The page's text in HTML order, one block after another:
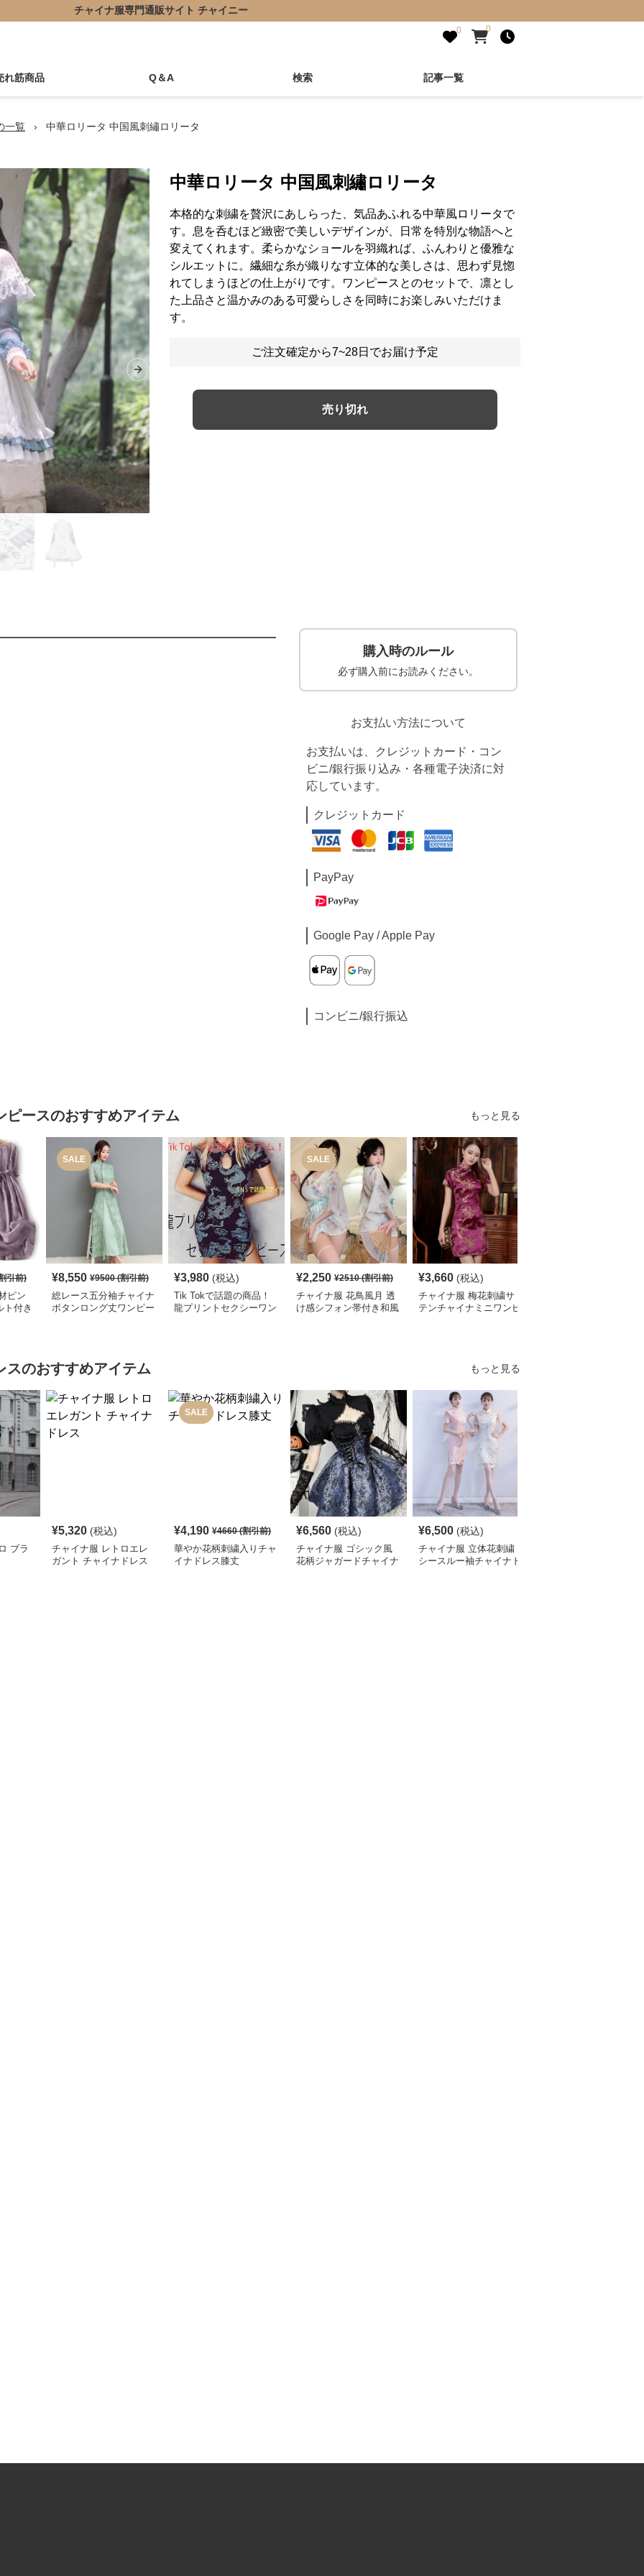
チャイナ服専門通販サイト チャイニー
0 0
れ筋商品 Q＆A 検索 記事一覧
一覧 › 中華ロリータ 中国風刺繡ロリータ
Next slide
中華ロリータ 中国風刺繡ロリータ
本格的な刺繍を贅沢にあしらった、気品あふれる中華風ロリータで
す。息を呑むほど緻密で美しいデザインが、日常を特別な物語へと
変えてくれます。柔らかなショールを羽織れば、ふんわりと優雅な
シルエットに。繊細な糸が織りなす立体的な美しさは、思わず見惚
れてしまうほどの仕上がりです。ワンピースとのセットで、凛とし
た上品さと温かみのある可愛らしさを同時にお楽しみいただけま
す。
ご注文確定から7~28日でお届け予定
売り切れ
購入時のルール
必ず購入前にお読みください。
お支払い方法について
お支払いは、クレジットカード・コン
ビニ/銀行振り込み・各種電子決済に対
応しています。
クレジットカード
PayPay
Google Pay / Apple Pay
コンビニ/銀行振込
ピースのおすすめアイテム もっと見る
引前)
ピン
ト付き
SALE
¥8,550 ¥9500(割引前)
総レース五分袖チャイナ
ボタンロング丈ワンピー
¥3,980 (税込)
Tik Tokで話題の商品！
龍プリントセクシーワン
SALE
¥2,250 ¥2510(割引前)
チャイナ服 花鳥風月 透
け感シフォン帯付き和風
¥3,660 (税込)
チャイナ服 梅花刺繍サ
テンチャイナミニワンピ
スのおすすめアイテム もっと見る
ブラ
¥5,320 (税込)
チャイナ服 レトロエレ
ガント チャイナドレス
SALE
¥4,190 ¥4660(割引前)
華やか花柄刺繍入りチャ
イナドレス膝丈
¥6,560 (税込)
チャイナ服 ゴシック風
花柄ジャガードチャイナ
¥6,500 (税込)
チャイナ服 立体花刺繍
シースルー袖チャイナド